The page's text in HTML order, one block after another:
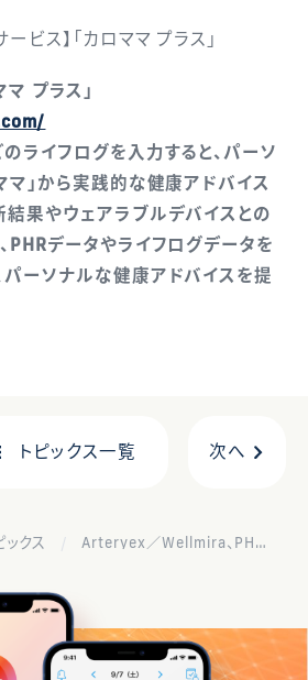
ビス】「カロママ プラス」
マ プラス」
ライフログを入力すると、パーソ
マ」から実践的な健康アドバイス
結果やウェアラブルデバイスとの
PHRデータやライフログデータを
パーソナルな健康アドバイスを提
トピックス一覧 次へ
ックス Arteryex／Wellmira、PHRを活用した多職種連携の有効性を実証